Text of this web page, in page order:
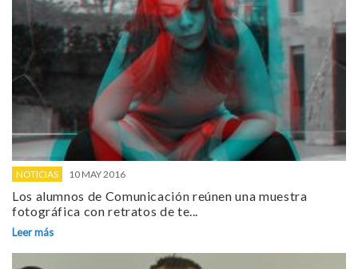
NOTICIAS 10 MAY 2016
Los alumnos de Comunicación reúnen una muestra
fotográfica con retratos de te...
Leer más